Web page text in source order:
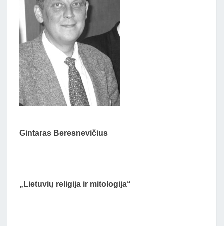
…”)
Gintaras Beresnevičius
„Lietuvių religija ir mitologija“